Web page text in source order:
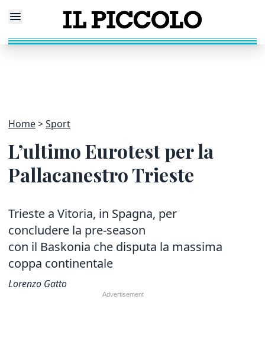
Home Sport
L’ultimo Eurotest per la
Pallacanestro Trieste
Trieste a Vitoria, in Spagna, per
concludere la pre-season
con il Baskonia che disputa la massima
coppa continentale
Lorenzo Gatto